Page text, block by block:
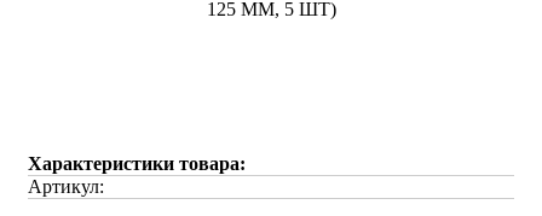
Характеристики товара:
Артикул: